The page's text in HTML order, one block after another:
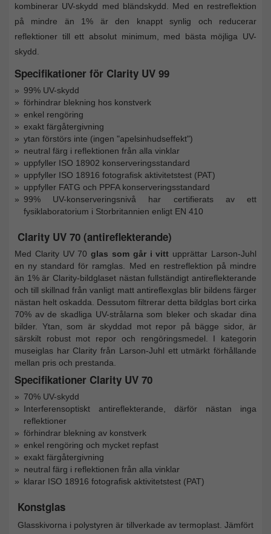
kombinerar UV-skydd med bländskydd. Med en restreflektion
på mindre än 1% är den knappt synlig och reducerar
reflektioner till ett absolut minimum, med bästa möjliga UV-
skydd.
Specifikationer för Clarity UV 99
99% UV-skydd
förhindrar blekning hos konstverk
enkel rengöring
exakt färgåtergivning
ytan förstörs inte (ingen "apelsinhudseffekt")
neutral färg i reflektionen från alla vinklar
uppfyller ISO 18902 konserveringsstandard
uppfyller ISO 18916 fotografisk aktivitetstest (PAT)
uppfyller FATG och PPFA konserveringsstandard
99% UV-konserveringsnivå har certifierats av ett
fysiklaboratorium i Storbritannien enligt EN 410
Clarity UV 70 (antireflekterande)
Med Clarity UV 70glas som går i vitt upprättar Larson-Juhl
en ny standard för ramglas. Med en restreflektion på mindre
än 1% är Clarity-bildglaset nästan fullständigt antireflekterande
och till skillnad från vanligt matt antireflexglas blir bildens färger
nästan helt oskadda. Dessutom filtrerar detta bildglas bort cirka
70% av de skadliga UV-strålarna som bleker och skadar dina
bilder. Ytan, som är skyddad mot repor på bägge sidor, är
särskilt robust mot repor och rengöringsmedel. I kategorin
museiglas har Clarity från Larson-Juhl ett utmärkt förhållande
mellan pris och prestanda.
Specifikationer Clarity UV 70
70% UV-skydd
Interferensoptiskt antireflekterande, därför nästan inga
reflektioner
förhindrar blekning av konstverk
enkel rengöring och mycket repfast
exakt färgåtergivning
neutral färg i reflektionen från alla vinklar
klarar ISO 18916 fotografisk aktivitetstest (PAT)
Konstglas
Glasskivorna i polystyren är tillverkade av termoplast. Jämfört